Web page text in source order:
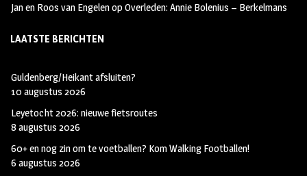
Jan en Roos van EngelenopOverleden: Annie Bolenius – Berkelmans
LAATSTE BERICHTEN
Guldenberg/Heikant afsluiten?
10 augustus 2026
Leyetocht 2026: nieuwe fietsroutes
8 augustus 2026
60+ en nog zin om te voetballen? Kom Walking Footballen!
6 augustus 2026